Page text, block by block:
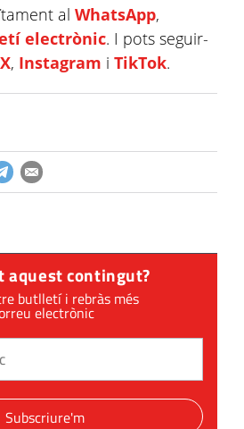
al WhatsApp,
electrònic. I pots seguir-
X, Instagram i TikTok.
aquest contingut?
butlletí i rebràs més
electrònic
Subscriure'm